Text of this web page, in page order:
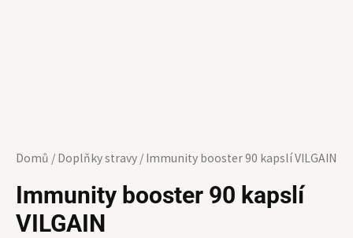
Domů / Doplňky stravy / Immunity booster 90 kapslí VILGAIN
Immunity booster 90 kapslí
VILGAIN